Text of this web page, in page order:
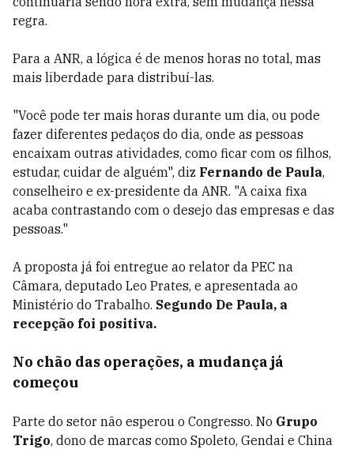
regra.
Para a ANR, a lógica é de menos horas no total, mas
mais liberdade para distribuí-las.
"Você pode ter mais horas durante um dia, ou pode
fazer diferentes pedaços do dia, onde as pessoas
encaixam outras atividades, como ficar com os filhos,
estudar, cuidar de alguém", diz Fernando de Paula,
conselheiro e ex-presidente da ANR. "A caixa fixa
acaba contrastando com o desejo das empresas e das
pessoas."
A proposta já foi entregue ao relator da PEC na
Câmara, deputado Leo Prates, e apresentada ao
Ministério do Trabalho. Segundo De Paula, a
recepção foi positiva.
No chão das operações, a mudança já
começou
Parte do setor não esperou o Congresso. No Grupo
Trigo, dono de marcas como Spoleto, Gendai e China